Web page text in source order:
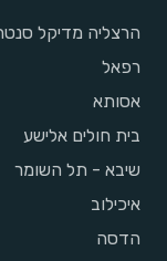
הרצליה מדיקל
רפאל
אסותא
בית חולים אלישע
שיבא - תל השומר
איכילוב
הדסה